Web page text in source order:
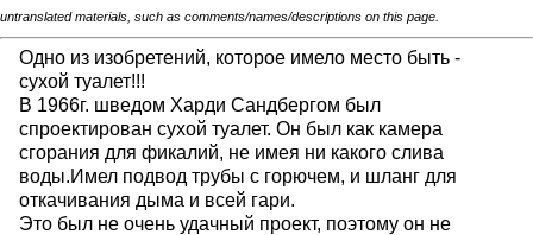
untranslated materials, such as comments/names/descriptions on this page.
Одно из изобретений, которое имело место быть -
сухой туалет!!!
В 1966г. шведом Харди Сандбергом был
спроектирован сухой туалет. Он был как камера
сгорания для фикалий, не имея ни какого слива
воды.Имел подвод трубы с горючем, и шланг для
откачивания дыма и всей гари.
Это был не очень удачный проект, поэтому он не